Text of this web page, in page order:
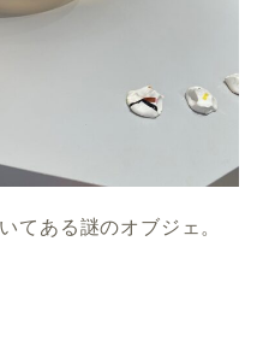
てある謎のオブジェ。